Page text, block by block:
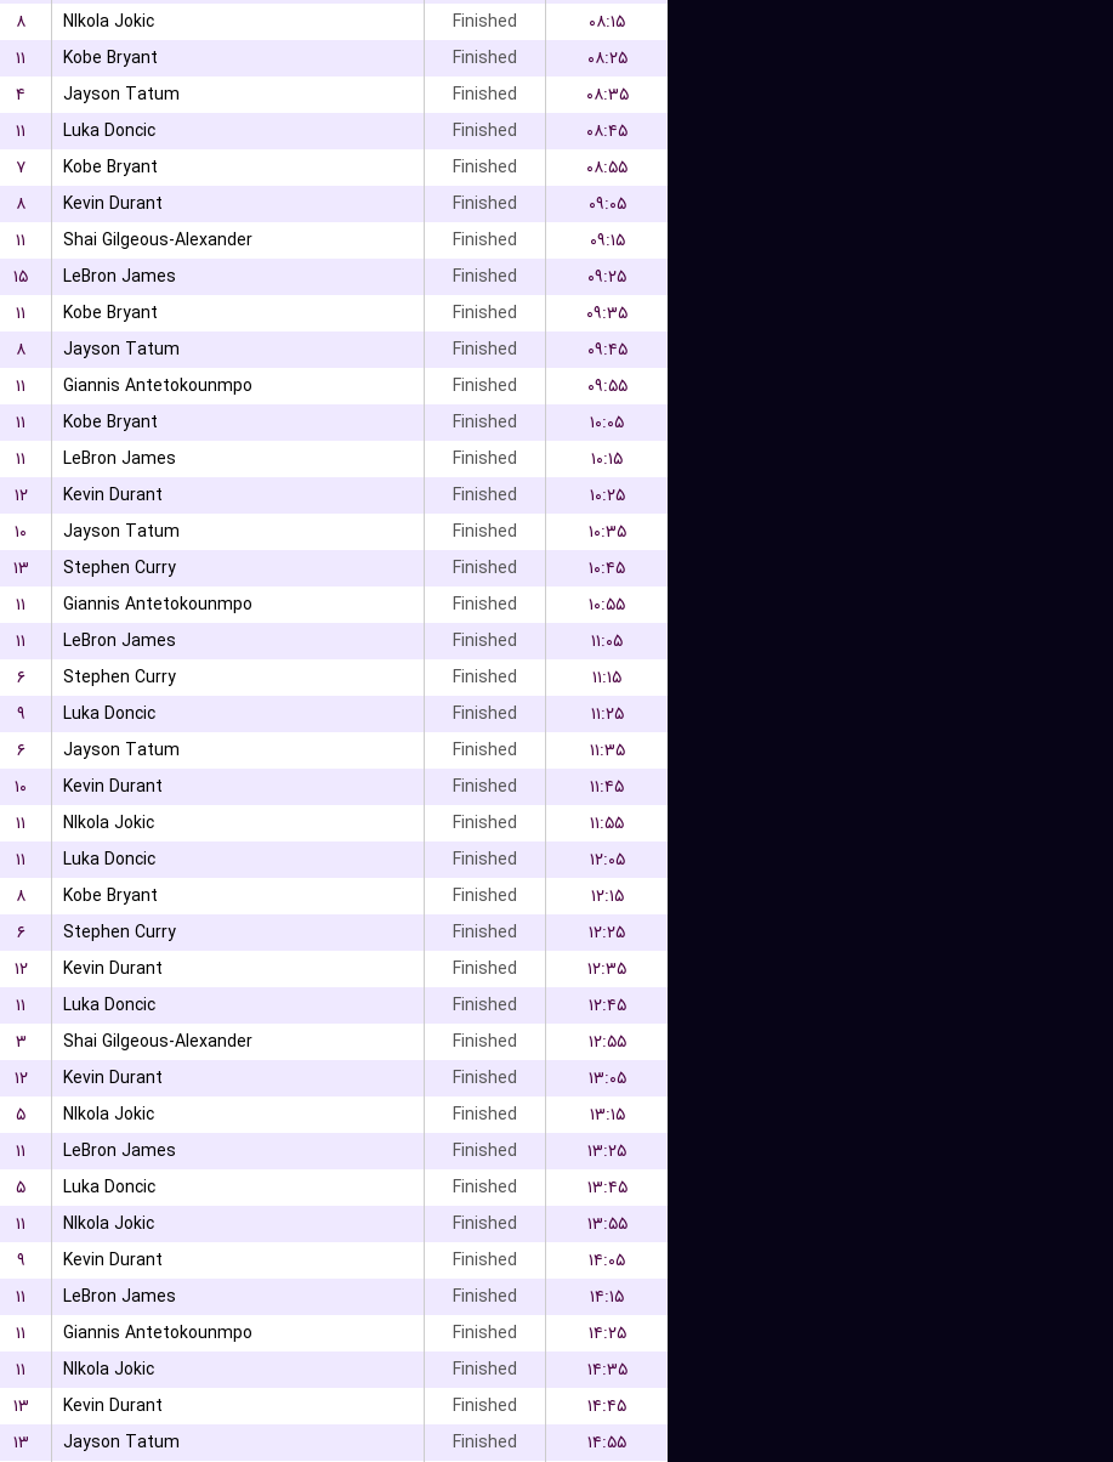
۸ NIkola Jokic Finished
۰۸:۱۵
۱۱ Kobe Bryant Finished
۰۸:۲۵
۴ Jayson Tatum Finished
۰۸:۳۵
۱۱ Luka Doncic Finished
۰۸:۴۵
۷ Kobe Bryant Finished
۰۸:۵۵
۸ Kevin Durant Finished
۰۹:۰۵
۱۱ Shai Gilgeous-Alexander Finished
۰۹:۱۵
۱۵ LeBron James Finished
۰۹:۲۵
۱۱ Kobe Bryant Finished
۰۹:۳۵
۸ Jayson Tatum Finished
۰۹:۴۵
۱۱ Giannis Antetokounmpo Finished
۰۹:۵۵
۱۱ Kobe Bryant Finished
۱۰:۰۵
۱۱ LeBron James Finished
۱۰:۱۵
۱۲ Kevin Durant Finished
۱۰:۲۵
۱۰ Jayson Tatum Finished
۱۰:۳۵
۱۳ Stephen Curry Finished
۱۰:۴۵
۱۱ Giannis Antetokounmpo Finished
۱۰:۵۵
۱۱ LeBron James Finished
۱۱:۰۵
۶ Stephen Curry Finished
۱۱:۱۵
۹ Luka Doncic Finished
۱۱:۲۵
۶ Jayson Tatum Finished
۱۱:۳۵
۱۰ Kevin Durant Finished
۱۱:۴۵
۱۱ NIkola Jokic Finished
۱۱:۵۵
۱۱ Luka Doncic Finished
۱۲:۰۵
۸ Kobe Bryant Finished
۱۲:۱۵
۶ Stephen Curry Finished
۱۲:۲۵
۱۲ Kevin Durant Finished
۱۲:۳۵
۱۱ Luka Doncic Finished
۱۲:۴۵
۳ Shai Gilgeous-Alexander Finished
۱۲:۵۵
۱۲ Kevin Durant Finished
۱۳:۰۵
۵ NIkola Jokic Finished
۱۳:۱۵
۱۱ LeBron James Finished
۱۳:۲۵
۵ Luka Doncic Finished
۱۳:۴۵
۱۱ NIkola Jokic Finished
۱۳:۵۵
۹ Kevin Durant Finished
۱۴:۰۵
۱۱ LeBron James Finished
۱۴:۱۵
۱۱ Giannis Antetokounmpo Finished
۱۴:۲۵
۱۱ NIkola Jokic Finished
۱۴:۳۵
۱۳ Kevin Durant Finished
۱۴:۴۵
۱۳ Jayson Tatum Finished ۱۴:۵۵